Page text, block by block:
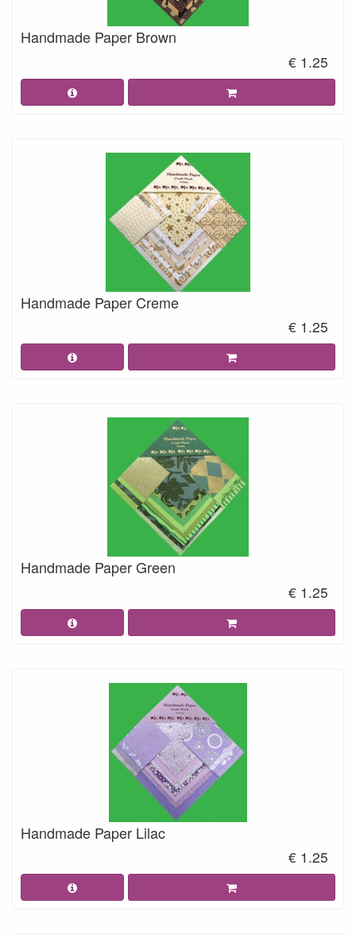
Handmade Paper Brown
€ 1.25
Handmade Paper Creme
€ 1.25
Handmade Paper Green
€ 1.25
Handmade Paper Lilac
€ 1.25